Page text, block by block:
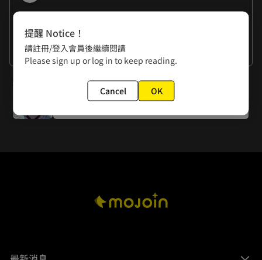
笠原うどり：極深淵降臨！又又又爆炸啦！
月亮熊：異於常魚的闆闆
看更多
提醒 Notice！
請註冊/登入會員後繼續閱讀
Please sign up or log in to keep reading.
Cancel OK